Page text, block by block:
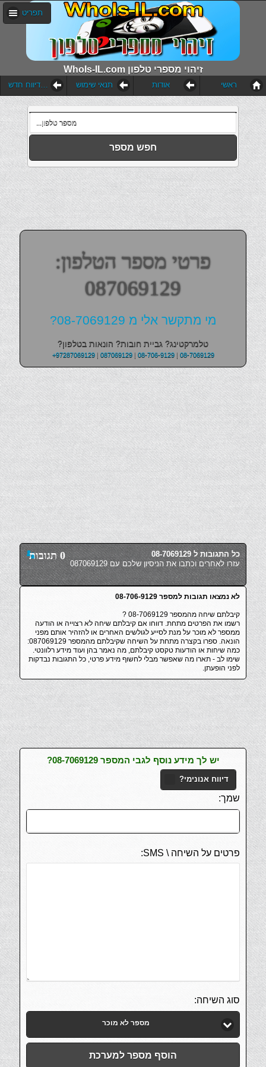
WhoIs-IL.com זיהוי מספרי טלפון
תפריט
הוסף דיווח חדש תנאי שימוש אודות ראשי
חפש מספר
פרטי מספר הטלפון:
087069129
מי מתקשר אלי מ 08-7069129?
טלמרקטינג? גביית חובות? הונאות בטלפון?
+97287069129| 087069129| 08-706-9129| 08-7069129
0 תגובות
כל התגובות ל 08-7069129
עזרו לאחרים וכתבו את הניסיון שלכם עם 087069129
לא נמצאו תגובות למספר 08-706-9129
קיבלתם שיחה מהמספר 08-7069129 ?
רשמו את הפרטים מתחת. דווחו אם קיבלתם שיחה לא רצוייה או הודעה
ממספר לא מוכר על מנת לסייע לגולשים האחרים או להזהיר אותם מפני
הונאה. ספרו בקצרה מתחת על השיחה שקיבלתם מהמספר 087069129:
כמה שיחות או הודעות טקסט קיבלתם, מה נאמר בהן ועוד מידע רלוונטי.
שימו לב - תארו מה שאפשר מבלי לחשוף מידע פרטי, כל התגובות נבדקות
לפני הופעתן.
יש לך מידע נוסף לגבי המספר 08-7069129?
דיווח אנונימי?
שמך:
פרטים על השיחה \ SMS:
סוג השיחה:
מספר לא מוכר
הוסף מספר למערכת